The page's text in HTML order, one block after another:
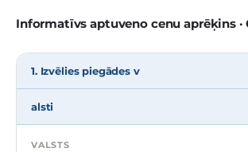
Informatīvs aptuveno cenu aprēķins ·
1. Izvēlies piegādes v
alsti
VALSTS